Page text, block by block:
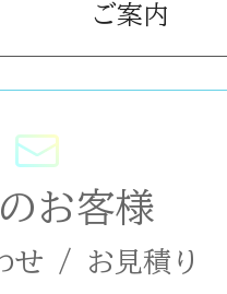
ご案内
お客様
せ / お見積り